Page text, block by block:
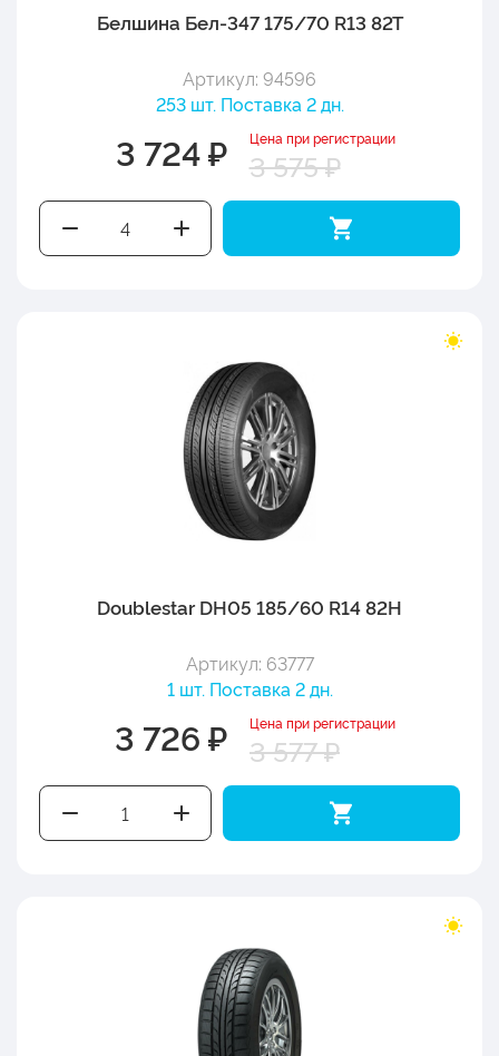
Белшина Бел-347 175/70 R13 82T
Артикул: 94596
253 шт. Поставка 2 дн.
3 724 ₽ Цена при регистрации
3 575 ₽
Doublestar DH05 185/60 R14 82H
Артикул: 63777
1 шт. Поставка 2 дн.
3 726 ₽ Цена при регистрации
3 577 ₽